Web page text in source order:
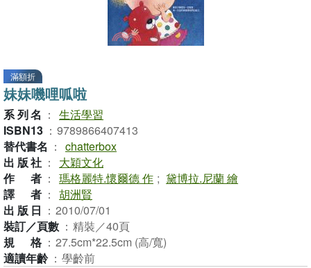
滿額折
妹妹嘰哩呱啦
系列名 ： 生活學習
ISBN13 ： 9789866407413
替代書名 ： chatterbox
出版社 ：
大穎文化
作者 ： 瑪格麗特.懷爾德 作 ; 黛博拉.尼蘭 繪
譯者 ： 胡洲賢
出版日 ： 2010/07/01
裝訂／頁數 ： 精裝／40頁
規格 ： 27.5cm*22.5cm (高/寬)
適讀年齡 ： 學齡前